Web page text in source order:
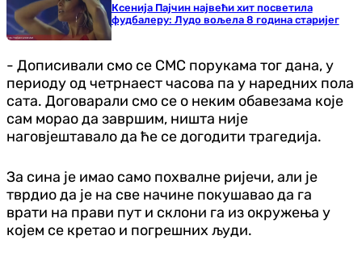
Ксенија Пајчин највећи хит посветила
фудбалеру: Лудо вољела 8 година старијег
- Дописивали смо се СМС порукама тог дана, у
периоду од четрнаест часова па у наредних пола
сата. Договарали смо се о неким обавезама које
сам морао да завршим, ништа није
наговјештавало да ће се догодити трагедија.
За сина је имао само похвалне ријечи, али је
тврдио да је на све начине покушавао да га
врати на прави пут и склони га из окружења у
којем се кретао и погрешних људи.